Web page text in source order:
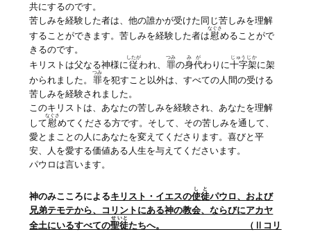
共にするのです。
苦しみを経験した者は、他の誰かが受けた同じ苦しみを理解
することができます。苦しみを経験した者は慰
なぐさ
めることがで
きるのです。
キリストは父なる神様に 従
したが
われ、 罪
つみ
の身代
みが
わりに十字架
じゅうじか
に架
かられました。 罪
つみ
を犯すこと以外は、すべての人間の受ける
苦しみを経験されました。
このキリストは、あなたの苦しみを経験され、あなたを理解
して慰
なぐさ
めてくださる方です。そして、その苦しみを通して、
愛とまことの人にあなたを変えてくださります。喜びと平
安、人を愛する価値ある人生を与えてくださいます。
パウロは言います。
神のみこころによるキリスト・イエスの使徒
しと
パウロ、および
兄弟テモテから、コリントにある神の教会、ならびにアカヤ
全土にいるすべての聖徒
せいと
たちへ。 （Ⅱコリ